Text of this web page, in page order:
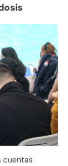
cuentas